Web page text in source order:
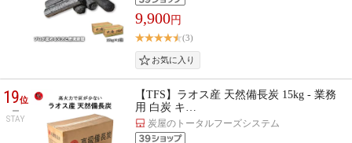
9,900円
(3)
19位
STAY
【TFS】ラオス産 天然備長炭 15kg - 業務
用 白炭 キ…
炭屋のトータルフーズシステム